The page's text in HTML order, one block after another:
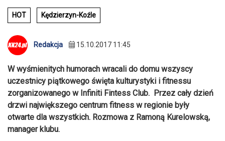
HOT Kędzierzyn-Koźle
Redakcja 15.10.2017 11:45
W wyśmienitych humorach wracali do domu wszyscy
uczestnicy piątkowego święta kulturystyki i fitnessu
zorganizowanego w Infiniti Fintess Club. Przez cały dzień
drzwi największego centrum fitness w regionie były
otwarte dla wszystkich. Rozmowa z Ramoną Kurelowską,
manager klubu.